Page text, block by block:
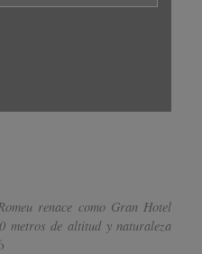
renace como Gran Hotel
de altitud y naturaleza